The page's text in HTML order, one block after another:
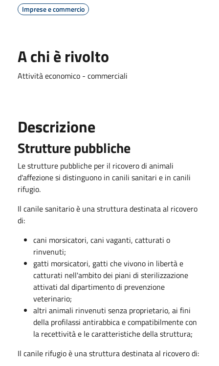
Imprese e commercio
A chi è rivolto
Attività economico - commerciali
Descrizione
Strutture pubbliche
Le strutture pubbliche per il ricovero di animali
d'affezione si distinguono in canili sanitari e in canili
rifugio.
Il canile sanitario è una struttura destinata al ricovero
di:
cani morsicatori, cani vaganti, catturati o
rinvenuti;
gatti morsicatori, gatti che vivono in libertà e
catturati nell'ambito dei piani di sterilizzazione
attivati dal dipartimento di prevenzione
veterinario;
altri animali rinvenuti senza proprietario, ai fini
della profilassi antirabbica e compatibilmente con
la recettività e le caratteristiche della struttura;
Il canile rifugio è una struttura destinata al ricovero di: